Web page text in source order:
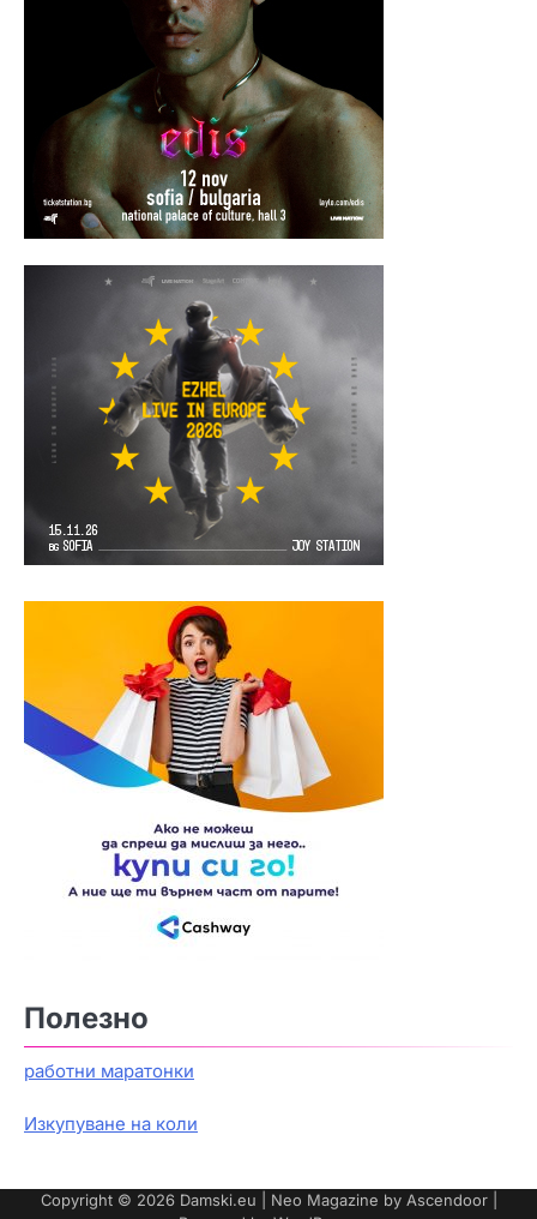
Полезно
работни маратонки
Изкупуване на коли
Copyright © 2026 Damski.eu | Neo Magazine by Ascendoor|